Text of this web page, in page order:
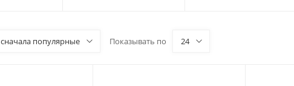
сначала популярные Показывать по 24